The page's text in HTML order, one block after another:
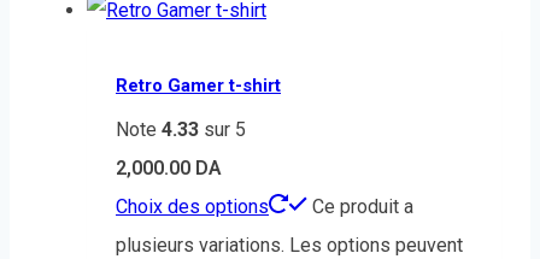
Retro Gamer t-shirt
Note 4.33 sur 5
2,000.00 DA
Choix des options
Ce produit a
plusieurs variations. Les options peuvent